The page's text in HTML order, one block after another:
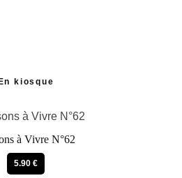
En kiosque
à Vivre N°62
5.90 €